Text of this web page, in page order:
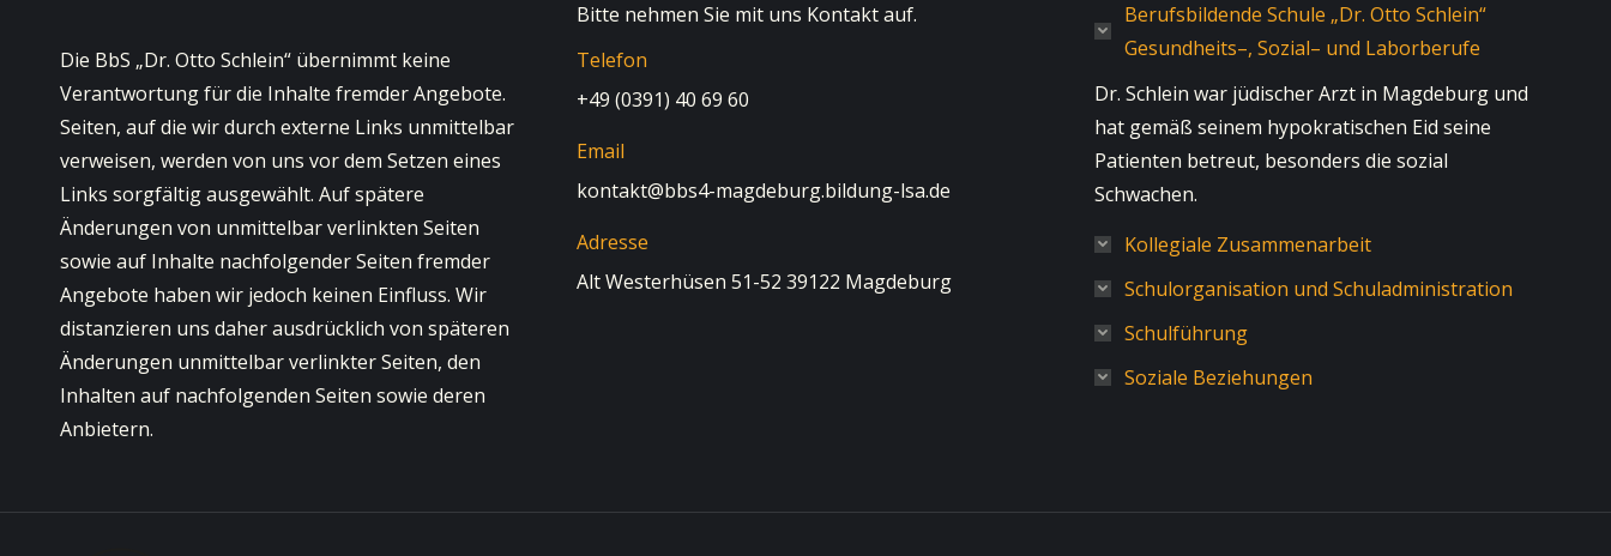
Die BbS „Dr. Otto Schlein“ übernimmt keine
Verantwortung für die Inhalte fremder Angebote.
Seiten, auf die wir durch externe Links unmittelbar
verweisen, werden von uns vor dem Setzen eines
Links sorgfältig ausgewählt. Auf spätere
Änderungen von unmittelbar verlinkten Seiten
sowie auf Inhalte nachfolgender Seiten fremder
Angebote haben wir jedoch keinen Einfluss. Wir
distanzieren uns daher ausdrücklich von späteren
Änderungen unmittelbar verlinkter Seiten, den
Inhalten auf nachfolgenden Seiten sowie deren
Anbietern.
Bitte nehmen Sie mit uns Kontakt auf.
Telefon
+49 (0391) 40 69 60
Email
kontakt@bbs4-magdeburg.bildung-lsa.de
Adresse
Alt Westerhüsen 51-52 39122 Magdeburg
Berufsbildende Schule „Dr. Otto Schlein“
Gesundheits–, Sozial– und Laborberufe
Dr. Schlein war jüdischer Arzt in Magdeburg und
hat gemäß seinem hypokratischen Eid seine
Patienten betreut, besonders die sozial
Schwachen.
Kollegiale Zusammenarbeit
Schulorganisation und Schuladministration
Schulführung
Soziale Beziehungen